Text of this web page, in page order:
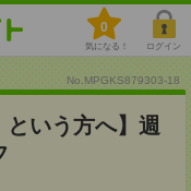
0
気になる！ ログイン
No.MPGKS879303-18
という方へ】週